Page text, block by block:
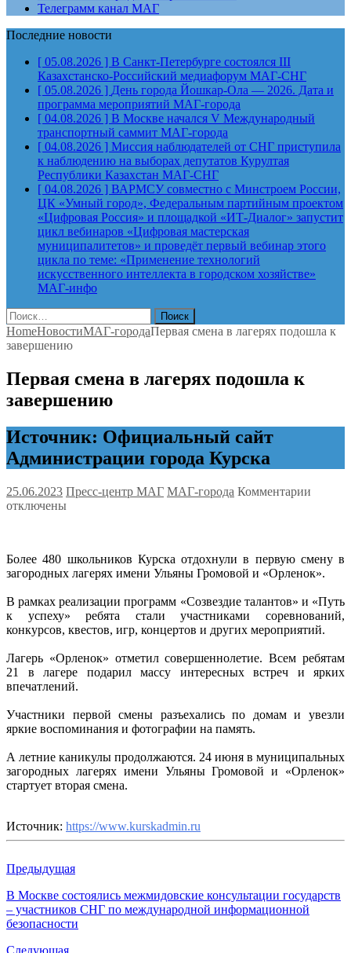
Телеграмм канал МАГ
Последние новости
[ 05.08.2026 ] В Санкт-Петербурге состоялся III
Казахстанско-Российский медиафорум МАГ-СНГ
[ 05.08.2026 ] День города Йошкар-Ола — 2026. Дата и
программа мероприятий МАГ-города
[ 04.08.2026 ] В Москве начался V Международный
транспортный саммит МАГ-города
[ 04.08.2026 ] Миссия наблюдателей от СНГ приступила
к наблюдению на выборах депутатов Курултая
Республики Казахстан МАГ-СНГ
[ 04.08.2026 ] ВАРМСУ совместно с Минстроем России,
ЦК «Умный город», Федеральным партийным проектом
«Цифровая Россия» и площадкой «ИТ-Диалог» запустит
цикл вебинаров «Цифровая мастерская
муниципалитетов» и проведёт первый вебинар этого
цикла по теме: «Применение технологий
искусственного интеллекта в городском хозяйстве»
МАГ-инфо
Найти:
HomeНовостиМАГ-городаПервая смена в лагерях подошла к
завершению
Первая смена в лагерях подошла к
завершению
Источник: Официальный сайт
Администрации города Курска
25.06.2023 Пресс-центр МАГ МАГ-города Комментарии
лагерях
отключены
Более 480 школьников Курска отдохнули в первую смену в
загородных лагерях имени Ульяны Громовой и «Орленок».
В рамках реализации программ «Созвездие талантов» и «Путь
к успеху» ребята стали участниками соревнований,
конкурсов, квестов, игр, концертов и других мероприятий.
Лагерь «Орленок» отметил совершеннолетие. Всем ребятам
21 в лагере подарил массу интересных встреч и ярких
впечатлений.
Участники первой смены разъехались по домам и увезли
яркие воспоминания и фотографии на память.
А летние каникулы продолжаются. 24 июня в муниципальных
загородных лагерях имени Ульяны Громовой и «Орленок»
стартует вторая смена.
Источник: https://www.kurskadmin.ru
Предыдущая
В Москве состоялись межмидовские консультации государств
– участников СНГ по международной информационной
безопасности
Следующая